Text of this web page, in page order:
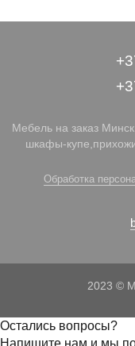
Мебель на заказ
шкафы-
Обработка
2023 ©
Остались вопросы?
Напишите нам и мы